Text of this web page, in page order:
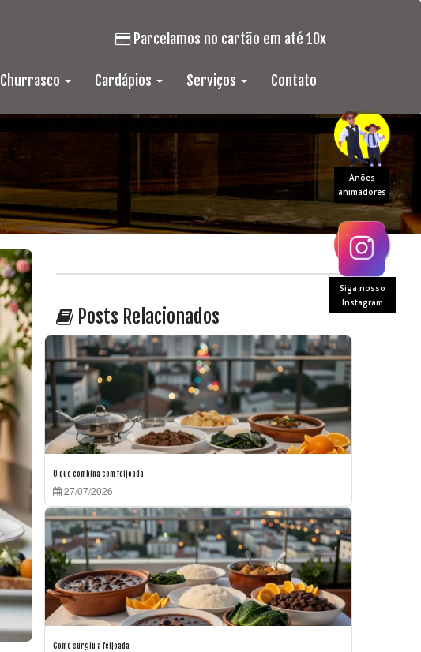
Anões
animadores
Siga nosso
Instagram
Churrasco Cardápios Serviços Contato
Parcelamos no cartão em até 10x
Posts Relacionados
O que combina com feijoada
27/07/2026
Como surgiu a feijoada